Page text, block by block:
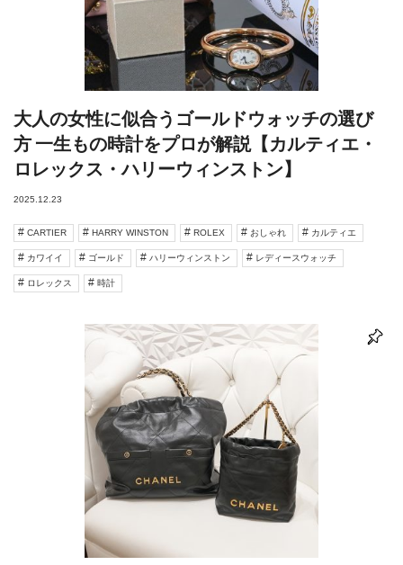
大人の女性に似合うゴールドウォッチの選び
方 一生もの時計をプロが解説【カルティエ・
ロレックス・ハリーウィンストン】
2025.12.23
CARTIER HARRY WINSTON ROLEX おしゃれ カルティエ
カワイイ ゴールド ハリーウィンストン レディースウォッチ
ロレックス 時計